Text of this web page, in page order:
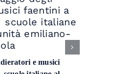
e musici